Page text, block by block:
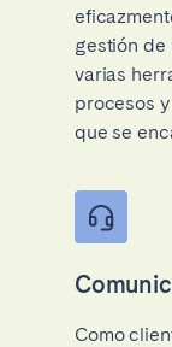
gestión de
varias
procesos
que se
Como